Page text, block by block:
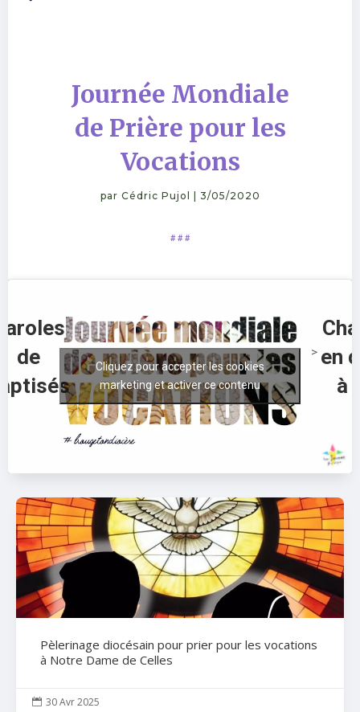
Journée Mondiale
de Prière pour les
Vocations
par Cédric Pujol 3/05/2020
# # #
de
> en
à
Cliquez pour accepter les cookies
marketing et activer ce contenu
Pèlerinage diocésain pour prier pour les vocations
à Notre Dame de Celles
 30 Avr 2025